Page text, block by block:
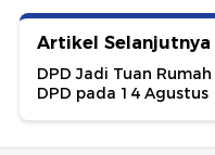
Artikel Selanjutnya
DPD Jadi Tuan
DPD pada 14 Agustus